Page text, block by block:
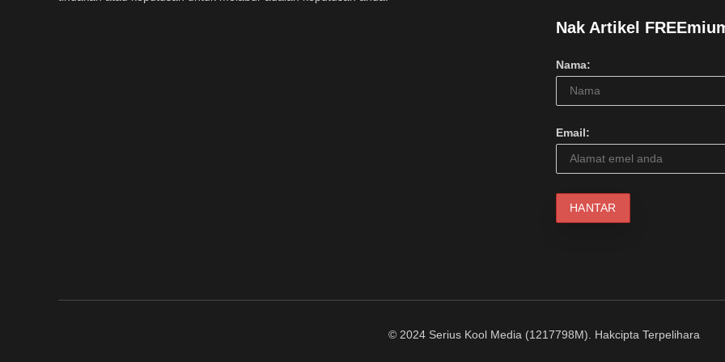
Nak Artikel
Nama:
Email:
© 2024 Serius Kool Media (1217798M). Hakcipta Terpelihara